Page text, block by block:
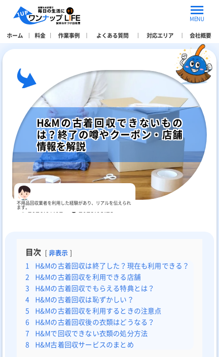
MENU
ホーム
料金 作業事例 よくある質問 対応エリア 会社概要
H&Mの古着回収できないもの
は？終了の噂やクーポン・店舗
情報を解説
不用品回収業者を利用した経験があり、リアルを伝えられ
ます。
目次 非表示
1
H&Mの古着回収は終了した？現在も利用できる？
2
H&Mの古着回収を利用できる店舗
3
H&Mの古着回収でもらえる特典とは？
4
H&Mの古着回収は恥ずかしい？
5
H&Mの古着回収を利用するときの注意点
6
H&Mの古着回収後の衣類はどうなる？
7
H&Mで回収できない衣類の処分方法
8
H&M古着回収サービスのまとめ